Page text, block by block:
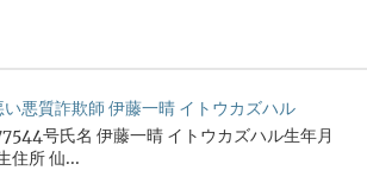
悪質詐欺師 伊藤一晴 イトウカズハル
号氏名 伊藤一晴 イトウカズハル生年月
住所 仙...